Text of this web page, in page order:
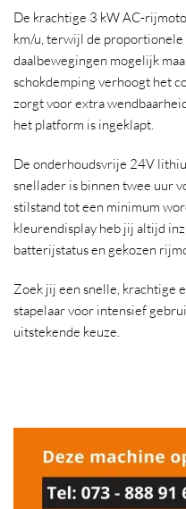
De krachtige 3 kW AC-
km/u, terwijl de
daalbewegingen mogelijk
schokdemping verhoogt het
zorgt voor extra
het platform is ingeklapt.
De onderhoudsvrije 24V
snellader is binnen twee uur
stilstand tot een minimum
kleurendisplay heb jij altijd
batterijstatus en gekozen
Zoek jij een snelle, krachtige
stapelaar voor intensief
uitstekende keuze.